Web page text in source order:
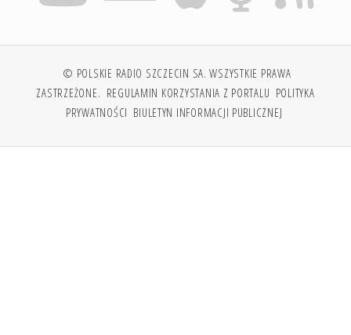
© POLSKIE RADIO SZCZECIN SA. WSZYSTKIE PRAWA
ZASTRZEŻONE. REGULAMIN KORZYSTANIA Z PORTALU POLITYKA
PRYWATNOŚCI BIULETYN INFORMACJI PUBLICZNEJ